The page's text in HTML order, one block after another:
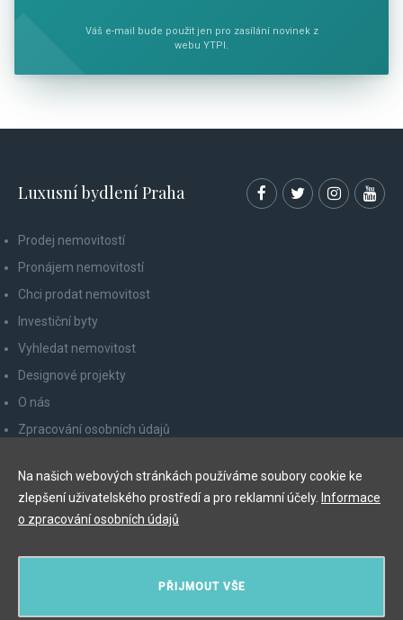
Váš e-mail bude použit jen pro zasílání novinek z
webu YTPI.
Luxusní bydlení Praha
Prodej nemovitostí
Pronájem nemovitostí
Chci prodat nemovitost
Investiční byty
Vyhledat nemovitost
Designové projekty
O nás
Zpracování osobních údajů
Odhlášení z newsletteru
PŘIJMOUT VŠE
Na našich webových stránkách používáme soubory cookie ke
zlepšení uživatelského prostředí a pro reklamní účely. Informace
o zpracování osobních údajů